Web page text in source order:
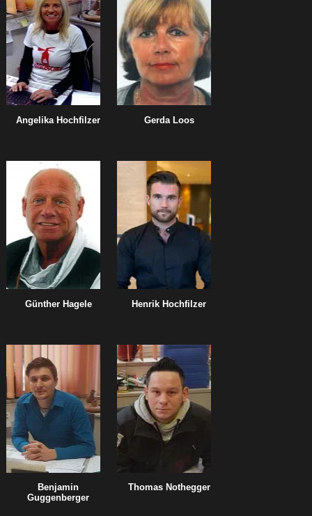
Angelika Hochfilzer Gerda Loos
Günther Hagele Henrik Hochfilzer
Benjamin
Guggenberger
Thomas Nothegger